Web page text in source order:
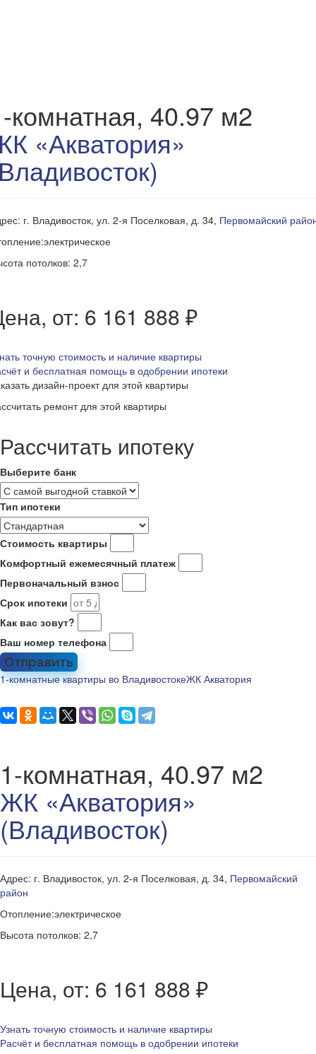
комнатная, 40.97 м2
«Акватория»
г. Владивосток, ул. 2-я Поселковая, д. 34, Первомайский
потолков: 2,7
от: 6 161 888 ₽
точную стоимость и наличие квартиры
и бесплатная помощь в одобрении ипотеки
дизайн-проект для этой квартиры
ремонт для этой квартиры
Рассчитать ипотеку
Выберите банк
Тип ипотеки
Стоимость квартиры
Комфортный ежемесячный платеж
Первоначальный взнос
Срок ипотеки
Как вас зовут?
Ваш номер телефона
Отправить
1-комнатные квартиры во ВладивостокеЖК Акватория
1-комнатная, 40.97 м2
ЖК «Акватория»
(Владивосток)
Адрес: г. Владивосток, ул. 2-я Поселковая, д. 34, Первомайский
район
Отопление:электрическое
Высота потолков: 2,7
Цена, от: 6 161 888 ₽
Узнать точную стоимость и наличие квартиры
Расчёт и бесплатная помощь в одобрении ипотеки